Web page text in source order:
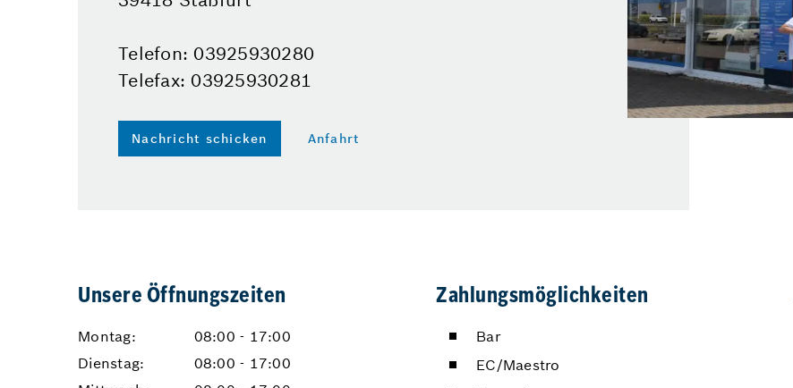
Telefon: 03925930280
Telefax: 03925930281
Nachricht schicken Anfahrt
Unsere Öffnungszeiten
Montag:
08:00 - 17:00
Dienstag:
08:00 - 17:00
Zahlungsmöglichkeiten
Bar
EC/Maestro